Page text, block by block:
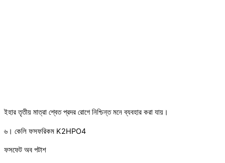
ইহার তৃতীয় মাত্রা শ্বেত প্রদর রোগে নিশ্চিন্ত মনে ব্যবহার করা যায়।
৬। কেলি ফসফরিকম K2HPO4
ফসফেট অব পটাশ